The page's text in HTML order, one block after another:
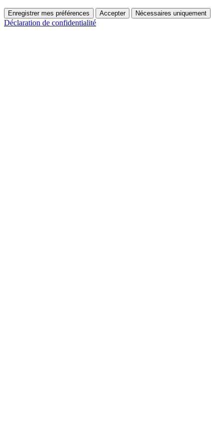
Enregistrer mes préférences Accepter Nécessaires uniquement
Déclaration de confidentialité